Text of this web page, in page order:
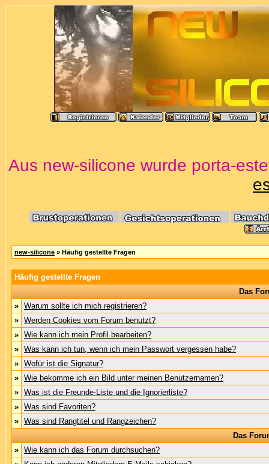
Aus new-silicone wurde porta-
new-silicone » Häufig gestellte Fragen
Häufig gestellte Fragen
Das
» Warum sollte ich mich registrieren?
» Werden Cookies vom Forum benutzt?
» Wie kann ich mein Profil bearbeiten?
» Was kann ich tun, wenn ich mein Passwort vergessen habe?
» Wofür ist die Signatur?
» Wie bekomme ich ein Bild unter meinen Benutzernamen?
» Was ist die Freunde-Liste und die Ignorierliste?
» Was sind Favoriten?
» Was sind Rangtitel und Rangzeichen?
Das
» Wie kann ich das Forum durchsuchen?